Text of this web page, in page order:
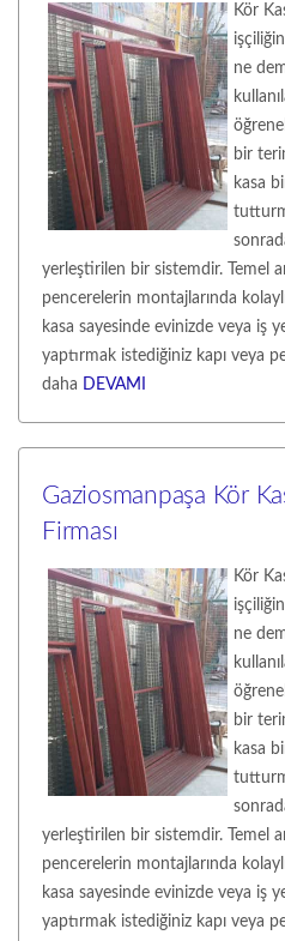
Kör
ne
bir
kasa
yerleştirilen bir sistemdir. Temel
pencerelerin montajlarında
kasa sayesinde evinizde veya iş
yaptırmak istediğiniz kapı veya
daha DEVAMI
Gaziosmanpaşa Kör
Firması
Kör
ne
bir
kasa
yerleştirilen bir sistemdir. Temel
pencerelerin montajlarında
kasa sayesinde evinizde veya iş
yaptırmak istediğiniz kapı veya